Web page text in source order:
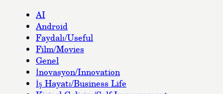
AI
Android
Faydalı/Useful
Film/Movies
Genel
İnovasyon/Innovation
İş Hayatı/Business Life